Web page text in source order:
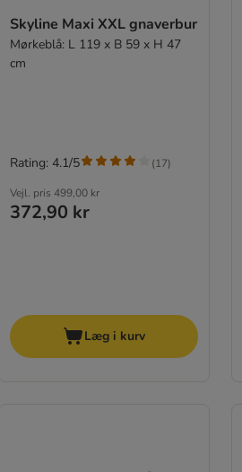
Skyline Maxi XXL gnaverbur
Mørkeblå: L 119 x B 59 x H 47
cm
Vejl. pris 499,00 kr
372,90 kr
Rating: 4.1/5 (17)
Læg i kurv